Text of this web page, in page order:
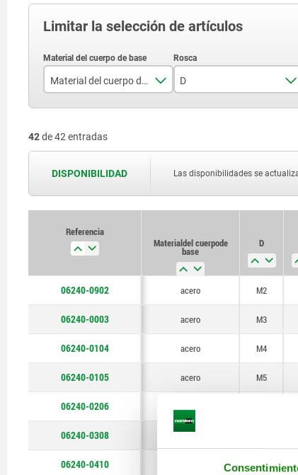
Limitar la selección de artículos
Material del cuerpo de base
acero
acero inoxidable
D
M2
M5
M8
M10
42de 42 entradas
DISPONIBILIDAD Las disponibilidades se
Referencia
Material del cuerpo de
base
D
06240-0902 acero M2
06240-0003 acero M3
06240-0104 acero M4
06240-0105 acero M5
06240-0206
06240-0308 acero
06240-0410 M10